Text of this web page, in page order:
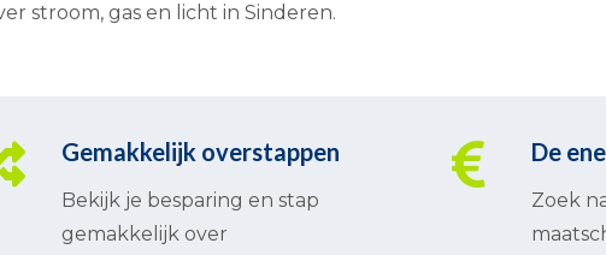
stroom, gas en licht in Sinderen.
Gemakkelijk overstappen
Bekijk je besparing en stap
gemakkelijk over
De
Zoek